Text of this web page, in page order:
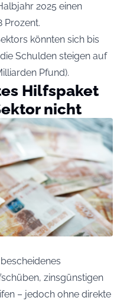
2025 einen
Prozent.
könnten sich bis
Schulden steigen auf
Pfund).
Hilfspaket
nicht
zinsgünstigen
– jedoch ohne direkte